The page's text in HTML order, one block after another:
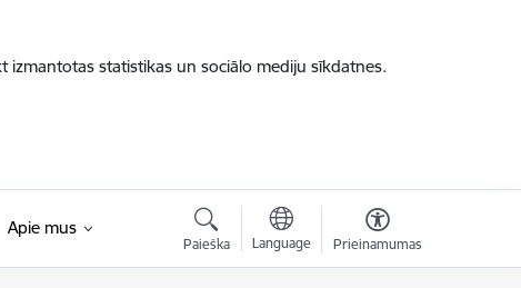
izmantotas statistikas un sociālo mediju sīkdatnes.
Apie mus
Paieška Language Prieinamumas